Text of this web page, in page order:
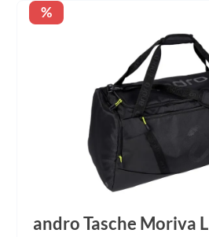
Rabatt
%
andro Tasche Moriva L